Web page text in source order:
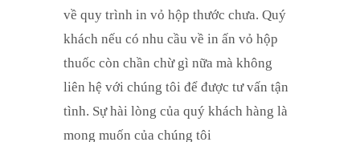
về quy trình in vỏ hộp thước chưa. Quý
khách nếu có nhu cầu về in ấn vỏ hộp
thuốc còn chần chừ gì nữa mà không
liên hệ với chúng tôi để được tư vấn tận
tình. Sự hài lòng của quý khách hàng là
mong muốn của chúng tôi